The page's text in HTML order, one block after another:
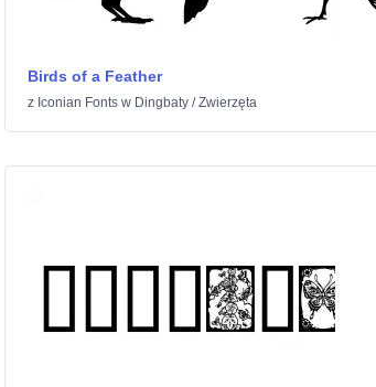
Birds of a Feather
z Iconian Fontsw Dingbaty/Zwierzęta